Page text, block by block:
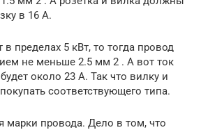
в 16 А.
в пределах 5 кВт, то тогда провод
не меньше 2.5 мм 2 . А вот ток
около 23 А. Так что вилку и
соответствующего типа.
марки провода. Дело в том, что